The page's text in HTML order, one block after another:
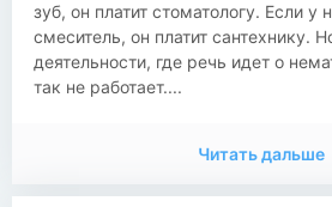
зуб, он платит стоматологу. Если у
смеситель, он платит сантехнику.
деятельности, где речь идет о
так не работает....
Читать дальше